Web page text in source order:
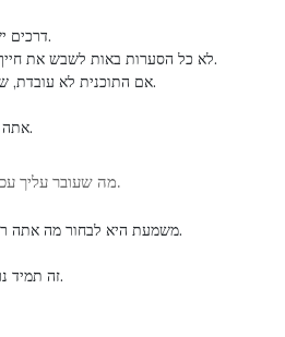
דרכים ישנות לא פותחות דלתות חדשות.
לא כל הסערות באות לשבש את חייך. חלקם באים לפנות את דרככם.
אם התוכנית לא עובדת, שנה את התוכנית, לא את המטרה.
אתה נכשל רק כשאתה מפסיק לנסות.
מה שעובר עליך עכשיו מכין אותך לעתיד טוב יותר.
משמעת היא לבחור מה אתה רוצה עכשיו ומה שאתה הכי רוצה.
זה תמיד נראה בלתי אפשרי עד שזה נעשה.